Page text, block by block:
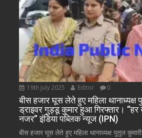
19th July 2025 Editor 0
बीस हजार घूस लेते हुए महिला थानाध्यक्ष
ड्राइवर गुड्डू कुमार हुआ गिरफ्तार। “हर
नजर” इंडिया पब्लिक न्यूज (IPN)
बीस हजार घूस लेते हुए महिला थानाध्यक्ष पुतुल